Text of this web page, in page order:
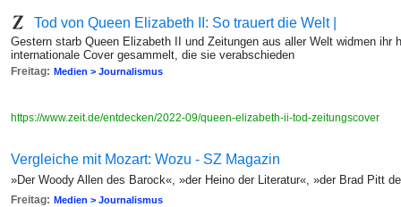
Tod von Queen Elizabeth II: So trauert die Welt |
Gestern starb Queen Elizabeth II und Zeitungen aus aller Welt widmen ihr
internationale Cover gesammelt, die sie verabschieden
Freitag: Medien > Journalismus
https://www.zeit.de/entdecken/2022-09/queen-elizabeth-ii-tod-zeitungscover
Vergleiche mit Mozart: Wozu - SZ Magazin
»Der Woody Allen des Barock«, »der Heino der Literatur«, »der Brad Pitt
Freitag: Medien > Journalismus